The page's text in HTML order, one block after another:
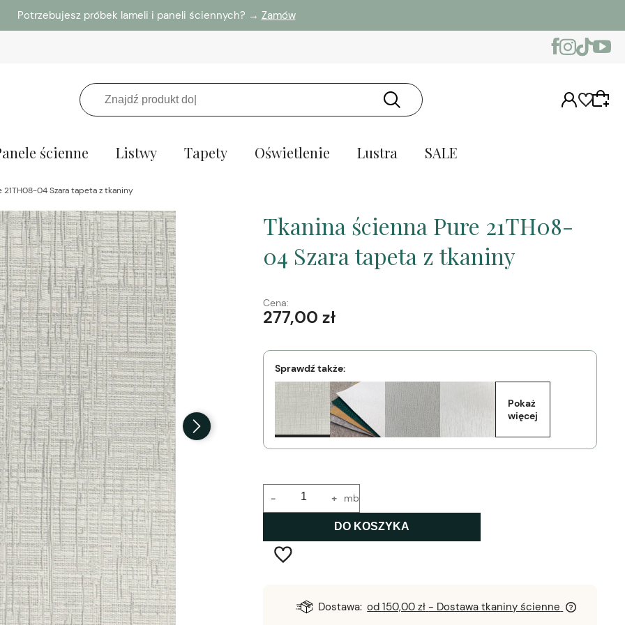
Potrzebujesz próbek lameli i paneli ściennych? → Zamów
ścienne Listwy Tapety Oświetlenie Lustra SALE
21TH08-04 Szara tapeta z tkaniny
Tkanina ścienna Pure 21TH08-
04 Szara tapeta z tkaniny
Cena:
277,00 zł
Sprawdź także:
Pokaż
więcej
+
- mb
DO KOSZYKA
Wysyłka w: 2-5 dni robocze Dostawa: od 150,00 zł - Dostawa tkaniny ścienne